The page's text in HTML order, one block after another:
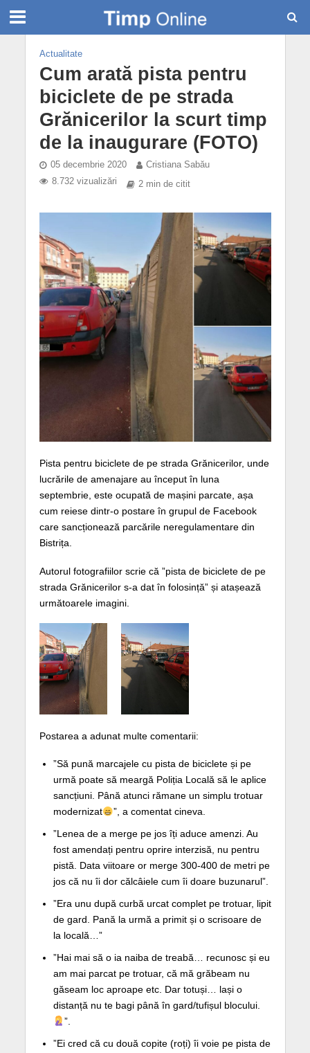
Actualitate
Cum arată pista pentru
biciclete de pe strada
Grănicerilor la scurt timp
de la inaugurare (FOTO)
05 decembrie 2020
Cristiana Sabău
8.732 vizualizări
2 min de citit
Pista pentru biciclete de pe strada Grănicerilor, unde
lucrările de amenajare au început în luna
septembrie, este ocupată de mașini parcate, așa
cum reiese dintr-o postare în grupul de Facebook
care sancționează parcările neregulamentare din
Bistrița.
Autorul fotografiilor scrie că ”pista de biciclete de pe
strada Grănicerilor s-a dat în folosință” și atașează
următoarele imagini.
Postarea a adunat multe comentarii:
”Să pună marcajele cu pista de biciclete și pe
urmă poate să meargă Poliția Locală să le aplice
sancțiuni. Până atunci rămane un simplu trotuar
modernizat
”, a comentat cineva.
”Lenea de a merge pe jos îți aduce amenzi. Au
fost amendați pentru oprire interzisă, nu pentru
pistă. Data viitoare or merge 300-400 de metri pe
jos că nu îi dor călcâiele cum îi doare buzunarul”.
”Era unu după curbă urcat complet pe trotuar, lipit
de gard. Pană la urmă a primit și o scrisoare de
la locală…”
”Hai mai să o ia naiba de treabă… recunosc și eu
am mai parcat pe trotuar, că mă grăbeam nu
găseam loc aproape etc. Dar totuși… lași o
distanță nu te bagi până în gard/tufișul blocului.
”.
”Ei cred că cu două copite (roți) îi voie pe pista de